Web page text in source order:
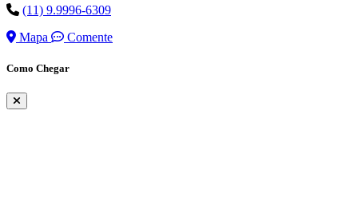
(11) 9.9996-6309
Mapa
Comente
Como Chegar